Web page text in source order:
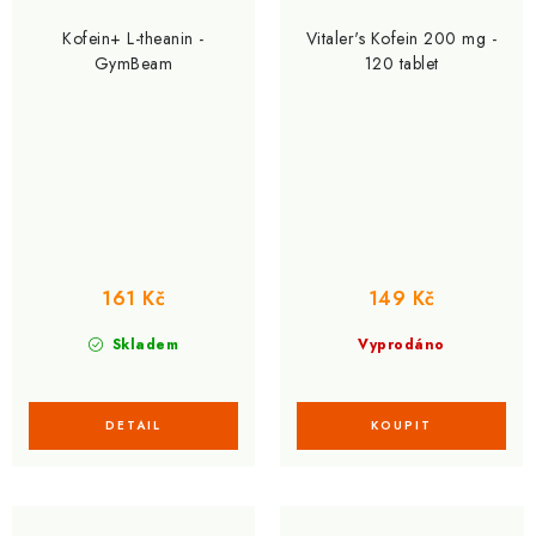
Kofein+ L-theanin -
GymBeam
Skladem
161 Kč
Vitaler's Kofein 200 mg -
120 tablet
Vyprodáno
149 Kč